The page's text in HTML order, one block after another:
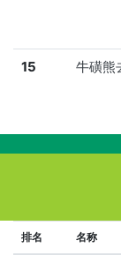
15 牛磺熊
排名 名称